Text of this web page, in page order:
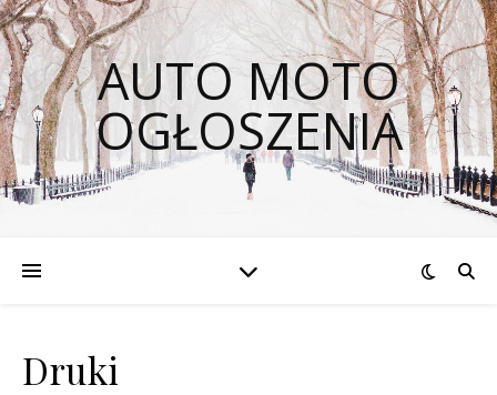
AUTO MOTO
OGŁOSZENIA
Druki